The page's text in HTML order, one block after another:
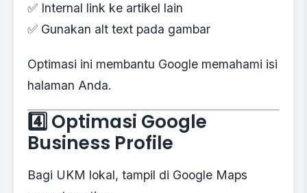
✅ Internal link ke artikel lain
✅ Gunakan alt text pada gambar
Optimasi ini membantu Google memahami isi
halaman Anda.
4️⃣ Optimasi Google
Business Profile
Bagi UKM lokal, tampil di Google Maps